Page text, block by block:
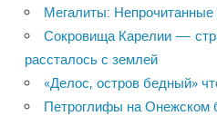
Мегалиты: Непрочитанные
Сокровища Карелии —
рассталось с землей
«Делос, остров бедный»
Петроглифы на Онежском